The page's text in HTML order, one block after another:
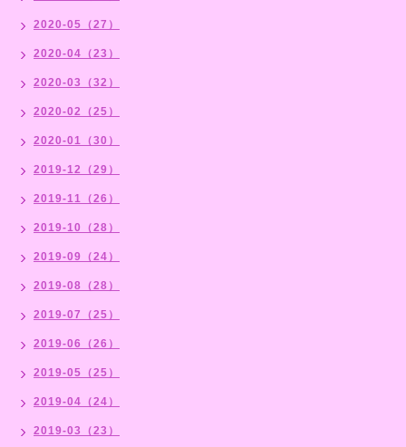
2020-05（27）
2020-04（23）
2020-03（32）
2020-02（25）
2020-01（30）
2019-12（29）
2019-11（26）
2019-10（28）
2019-09（24）
2019-08（28）
2019-07（25）
2019-06（26）
2019-05（25）
2019-04（24）
2019-03（23）